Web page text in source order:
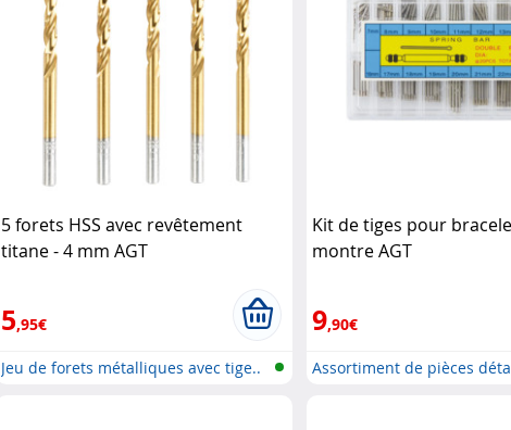
5 forets HSS avec revêtement
titane - 4 mm AGT
5,95€
Jeu de forets métalliques avec tige..
Kit de tiges pour
montre AGT
9,90€
Assortiment de pièces